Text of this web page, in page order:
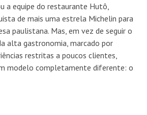
a equipe do restaurante Hutô,
de mais uma estrela Michelin para
paulistana. Mas, em vez de seguir o
alta gastronomia, marcado por
restritas a poucos clientes,
modelo completamente diferente: o